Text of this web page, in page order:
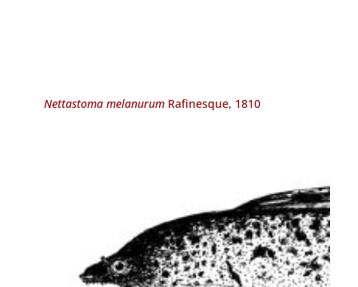
Nettastoma melanurumRafinesque, 1810